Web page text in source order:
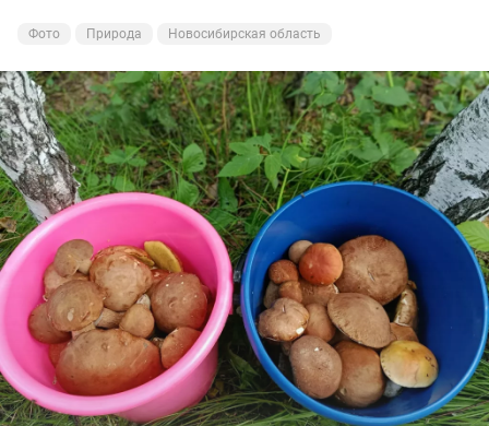
Фото Природа Новосибирская область